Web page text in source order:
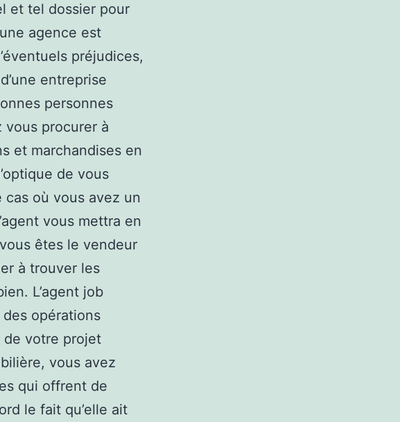
et tel dossier pour
agence est
préjudices,
entreprise
personnes
procurer à
et marchandises en
de vous
où vous avez un
vous mettra en
êtes le vendeur
à trouver les
L’agent job
opérations
de votre projet
vous avez
qui offrent de
le fait qu’elle ait